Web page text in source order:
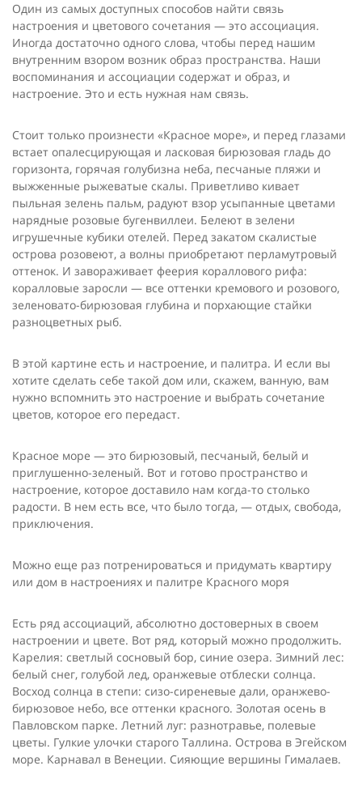
Один из самых доступных способов найти связь
настроения и цветового сочетания — это ассоциация.
Иногда достаточно одного слова, чтобы перед нашим
внутренним взором возник образ про­странства. Наши
воспоминания и ассоциации содержат и образ, и
настроение. Это и есть нужная нам связь.
Стоит только произнести «Красное море», и перед глазами
встает опалесцирующая и ласковая бирюзовая гладь до
горизон­та, горячая голубизна неба, песчаные пляжи и
выжженные рыже­ватые скалы. Приветливо кивает
пыльная зелень пальм, радуют взор усыпанные цветами
нарядные розовые бугенвиллеи. Белеют в зелени
игрушечные кубики отелей. Перед закатом скалистые
острова розовеют, а волны приобретают перламутровый
отте­нок. И завораживает феерия кораллового рифа:
коралловые зарос­ли — все оттенки кремового и розового,
зеленовато-бирюзовая глубина и порхающие стайки
разноцветных рыб.
В этой картине есть и настроение, и палитра. И если вы
хоти­те сделать себе такой дом или, скажем, ванную, вам
нужно вспомнить это настроение и выбрать сочетание
цветов, которое его передаст.
Красное море — это бирюзовый, песчаный, белый и
приглу­шенно-зеленый. Вот и готово пространство и
настроение, ко­торое доставило нам когда-то столько
радости. В нем есть все, что было тогда, — отдых, свобода,
приключения.
Можно еще раз потренироваться и придумать квартиру
или дом в настроениях и палитре Красного моря
Есть ряд ассоциаций, абсолютно достоверных в своем
настро­ении и цвете. Вот ряд, который можно продолжить.
Карелия: светлый сосновый бор, синие озера. Зимний лес:
белый снег, голубой лед, оранжевые отблески солнца.
Восход солнца в степи: сизо-сиреневые дали, оранжево-
бирю­зовое небо, все оттенки красного. Золотая осень в
Павловском парке. Летний луг: разнотравье, полевые
цветы. Гулкие улочки старого Таллина. Острова в Эгейском
море. Карнавал в Венеции. Сияющие вершины Гималаев.